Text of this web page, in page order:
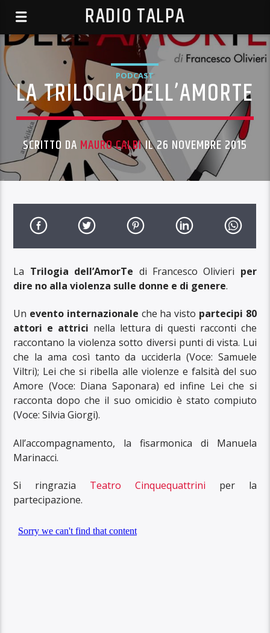
RADIO TALPA
PODCAST
LA TRILOGIA DELL’AMORTE
SCRITTO DA MAURO CALBIIL 26 NOVEMBRE 2015
La Trilogia dell’AmorTe di Francesco Olivieri per
dire no alla violenza sulle donne e di genere.
Un evento internazionale che ha visto partecipi 80
attori e attrici nella lettura di questi racconti che
raccontano la violenza sotto diversi punti di vista. Lui
che la ama così tanto da ucciderla (Voce: Samuele
Viltri); Lei che si ribella alle violenze e falsità del suo
Amore (Voce: Diana Saponara) ed infine Lei che si
racconta dopo che il suo omicidio è stato compiuto
(Voce: Silvia Giorgi).
All’accompagnamento, la fisarmonica di Manuela
Marinacci.
Si ringrazia Teatro Cinquequattrini per la
partecipazione.